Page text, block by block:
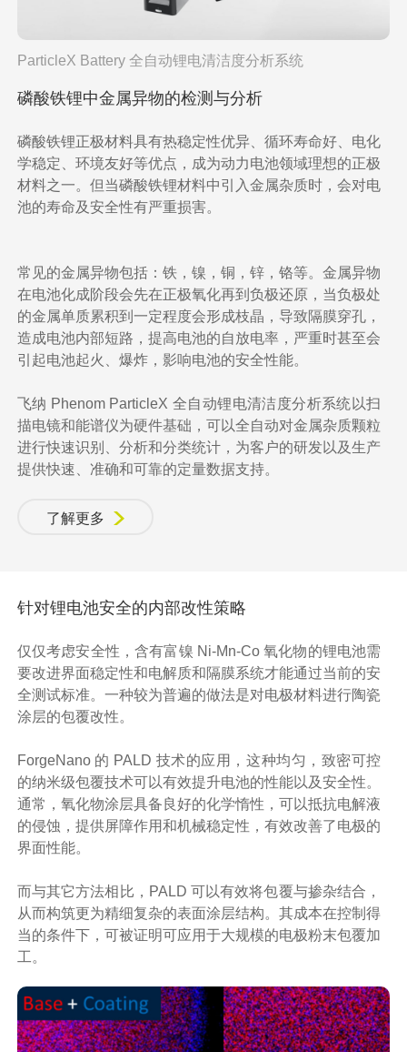
ParticleX Battery 全自动锂电清洁度分析系统
磷酸铁锂中金属异物的检测与分析
磷酸铁锂正极材料具有热稳定性优异、循环寿命好、电化
学稳定、环境友好等优点，成为动力电池领域理想的正极
材料之一。但当磷酸铁锂材料中引入金属杂质时，会对电
池的寿命及安全性有严重损害。
常见的金属异物包括：铁，镍，铜，锌，铬等。金属异物
在电池化成阶段会先在正极氧化再到负极还原，当负极处
的金属单质累积到一定程度会形成枝晶，导致隔膜穿孔，
造成电池内部短路，提高电池的自放电率，严重时甚至会
引起电池起火、爆炸，影响电池的安全性能。
飞纳 Phenom ParticleX 全自动锂电清洁度分析系统以扫
描电镜和能谱仪为硬件基础，可以全自动对金属杂质颗粒
进行快速识别、分析和分类统计，为客户的研发以及生产
提供快速、准确和可靠的定量数据支持。
了解更多
针对锂电池安全的内部改性策略
仅仅考虑安全性，含有富镍 Ni-Mn-Co 氧化物的锂电池需
要改进界面稳定性和电解质和隔膜系统才能通过当前的安
全测试标准。一种较为普遍的做法是对电极材料进行陶瓷
涂层的包覆改性。
ForgeNano 的 PALD 技术的应用，这种均匀，致密可控
的纳米级包覆技术可以有效提升电池的性能以及安全性。
通常，氧化物涂层具备良好的化学惰性，可以抵抗电解液
的侵蚀，提供屏障作用和机械稳定性，有效改善了电极的
界面性能。
而与其它方法相比，PALD 可以有效将包覆与掺杂结合，
从而构筑更为精细复杂的表面涂层结构。其成本在控制得
当的条件下，可被证明可应用于大规模的电极粉末包覆加
工。